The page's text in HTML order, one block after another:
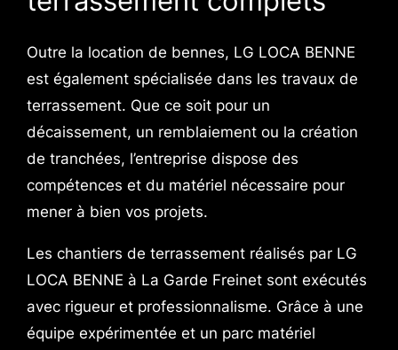
Outre la location de bennes, LG LOCA BENNE
est également spécialisée dans les travaux de
terrassement. Que ce soit pour un
décaissement, un remblaiement ou la création
de tranchées, l’entreprise dispose des
compétences et du matériel nécessaire pour
mener à bien vos projets.
Les chantiers de terrassement réalisés par LG
LOCA BENNE à La Garde Freinet sont exécutés
avec rigueur et professionnalisme. Grâce à une
équipe expérimentée et un parc matériel